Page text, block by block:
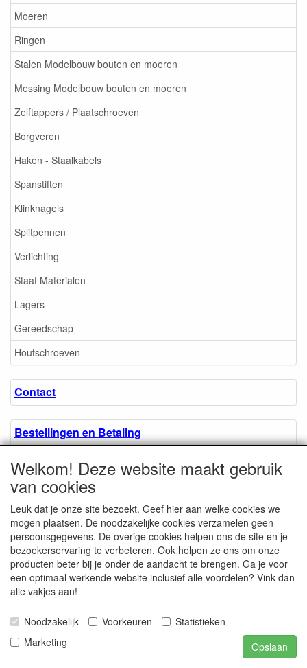
Moeren
Ringen
Stalen Modelbouw bouten en moeren
Messing Modelbouw bouten en moeren
Zelftappers / Plaatschroeven
Borgveren
Haken - Staalkabels
Spanstiften
Klinknagels
Splitpennen
Verlichting
Staaf Materialen
Lagers
Gereedschap
Houtschroeven
Contact
Bestellingen en Betaling
Algemene voorwaarden
Over ons.
Privacyverklaring
Microschroeven.nl
Chamber of Commerce
/ Kvk nr. 08205825
NL001662495B62
Welkom! Deze website maakt gebruik
van cookies
Leuk dat je onze site bezoekt. Geef hier aan welke cookies we
mogen plaatsen. De noodzakelijke cookies verzamelen geen
persoonsgegevens. De overige cookies helpen ons de site en je
bezoekerservaring te verbeteren. Ook helpen ze ons om onze
producten beter bij je onder de aandacht te brengen. Ga je voor
een optimaal werkende website inclusief alle voordelen? Vink dan
alle vakjes aan!
Noodzakelijk Voorkeuren
Statistieken
Marketing
Opslaan